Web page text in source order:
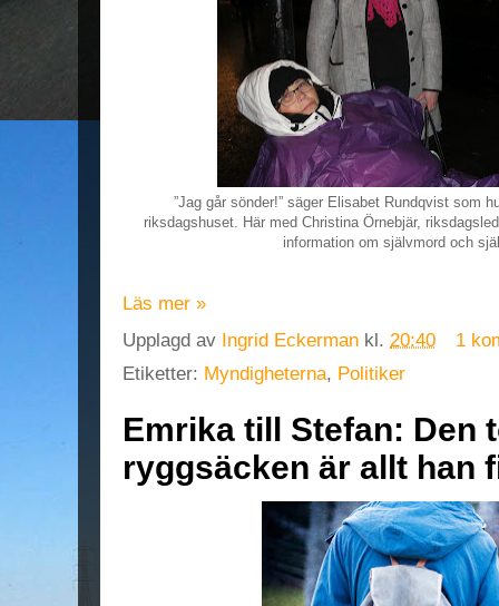
”Jag går sönder!” säger Elisabet Rundqvist som
riksdagshuset. Här med Christina Örnebjär,
information om självmord och
Läs mer »
Upplagd av Ingrid Eckerman kl. 20:40
1
Etiketter: Myndigheterna, Politiker
Emrika till Stefan: Den
ryggsäcken är allt han